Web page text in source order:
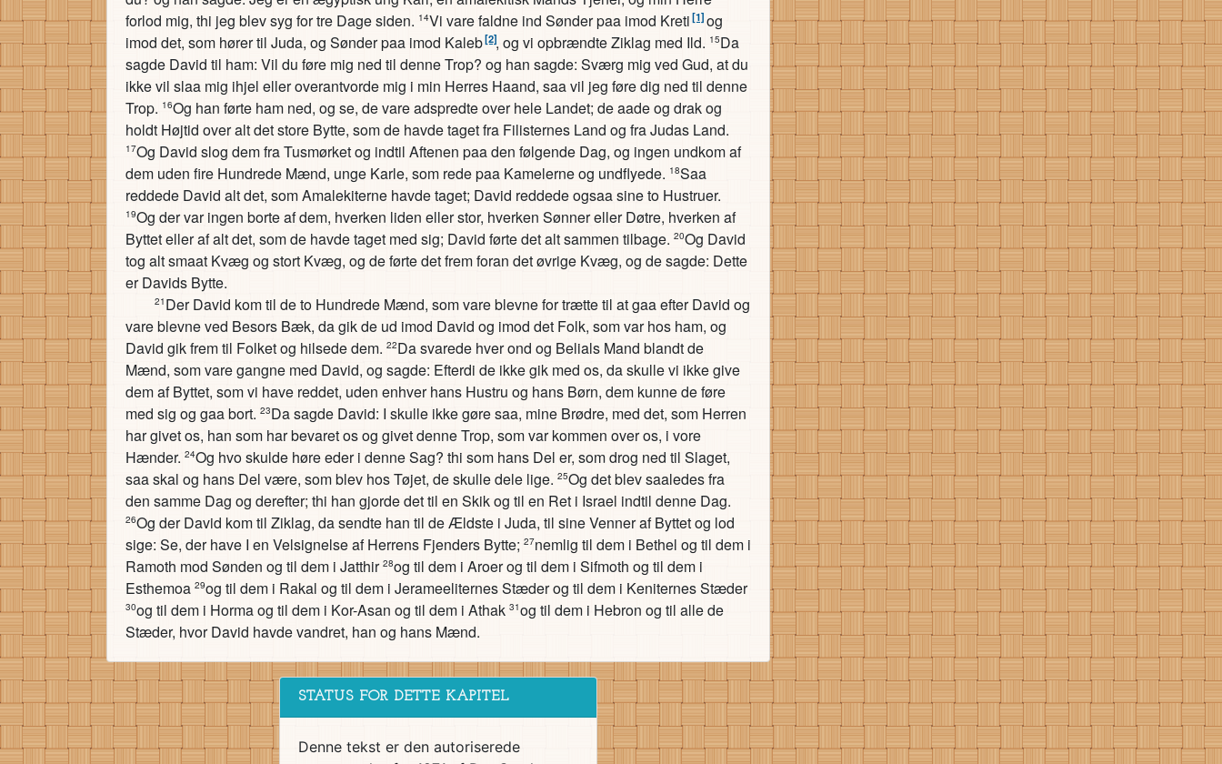
forlod mig, thi jeg blev syg for tre Dage siden. 14Vi vare faldne ind Sønder paa imod Kreti[1]og
imod det, som hører til Juda, og Sønder paa imod Kaleb[2], og vi opbrændte Ziklag med Ild. 15Da
sagde David til ham: Vil du føre mig ned til denne Trop? og han sagde: Sværg mig ved Gud, at du
ikke vil slaa mig ihjel eller overantvorde mig i min Herres Haand, saa vil jeg føre dig ned til denne
Trop. 16Og han førte ham ned, og se, de vare adspredte over hele Landet; de aade og drak og
holdt Højtid over alt det store Bytte, som de havde taget fra Filisternes Land og fra Judas Land.
17Og David slog dem fra Tusmørket og indtil Aftenen paa den følgende Dag, og ingen undkom af
dem uden fire Hundrede Mænd, unge Karle, som rede paa Kamelerne og undflyede. 18Saa
reddede David alt det, som Amalekiterne havde taget; David reddede ogsaa sine to Hustruer.
19Og der var ingen borte af dem, hverken liden eller stor, hverken Sønner eller Døtre, hverken af
Byttet eller af alt det, som de havde taget med sig; David førte det alt sammen tilbage. 20Og David
tog alt smaat Kvæg og stort Kvæg, og de førte det frem foran det øvrige Kvæg, og de sagde: Dette
er Davids Bytte.
21 Der David kom til de to Hundrede Mænd, som vare blevne for trætte til at gaa efter David og
vare blevne ved Besors Bæk, da gik de ud imod David og imod det Folk, som var hos ham, og
David gik frem til Folket og hilsede dem. 22Da svarede hver ond og Belials Mand blandt de
Mænd, som vare gangne med David, og sagde: Efterdi de ikke gik med os, da skulle vi ikke give
dem af Byttet, som vi have reddet, uden enhver hans Hustru og hans Børn, dem kunne de føre
med sig og gaa bort. 23Da sagde David: I skulle ikke gøre saa, mine Brødre, med det, som Herren
har givet os, han som har bevaret os og givet denne Trop, som var kommen over os, i vore
Hænder. 24Og hvo skulde høre eder i denne Sag? thi som hans Del er, som drog ned til Slaget,
saa skal og hans Del være, som blev hos Tøjet, de skulle dele lige. 25Og det blev saaledes fra
den samme Dag og derefter; thi han gjorde det til en Skik og til en Ret i Israel indtil denne Dag.
26Og der David kom til Ziklag, da sendte han til de Ældste i Juda, til sine Venner af Byttet og lod
sige: Se, der have I en Velsignelse af Herrens Fjenders Bytte; 27nemlig til dem i Bethel og til dem i
Ramoth mod Sønden og til dem i Jatthir 28og til dem i Aroer og til dem i Sifmoth og til dem i
Esthemoa 29og til dem i Rakal og til dem i Jerameeliternes Stæder og til dem i Keniternes Stæder
30og til dem i Horma og til dem i Kor-Asan og til dem i Athak 31og til dem i Hebron og til alle de
Stæder, hvor David havde vandret, han og hans Mænd.
STATUS FOR DETTE KAPITEL
Denne tekst er den autoriserede